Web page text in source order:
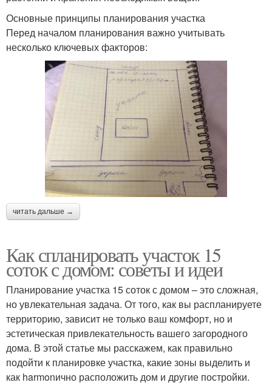
Основные принципы планирования участка
Перед началом планирования важно учитывать
несколько ключевых факторов:
читать дальше →
Как спланировать участок 15
соток с домом: советы и идеи
Планирование участка 15 соток с домом – это сложная,
но увлекательная задача. От того, как вы распланируете
территорию, зависит не только ваш комфорт, но и
эстетическая привлекательность вашего загородного
дома. В этой статье мы расскажем, как правильно
подойти к планировке участка, какие зоны выделить и
как harmonично расположить дом и другие постройки.